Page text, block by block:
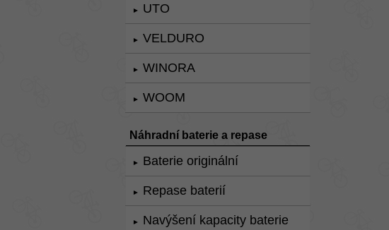
► UTO
► VELDURO
► WINORA
► WOOM
Náhradní baterie a repase
► Baterie originální
► Repase baterií
► Navýšení kapacity baterie